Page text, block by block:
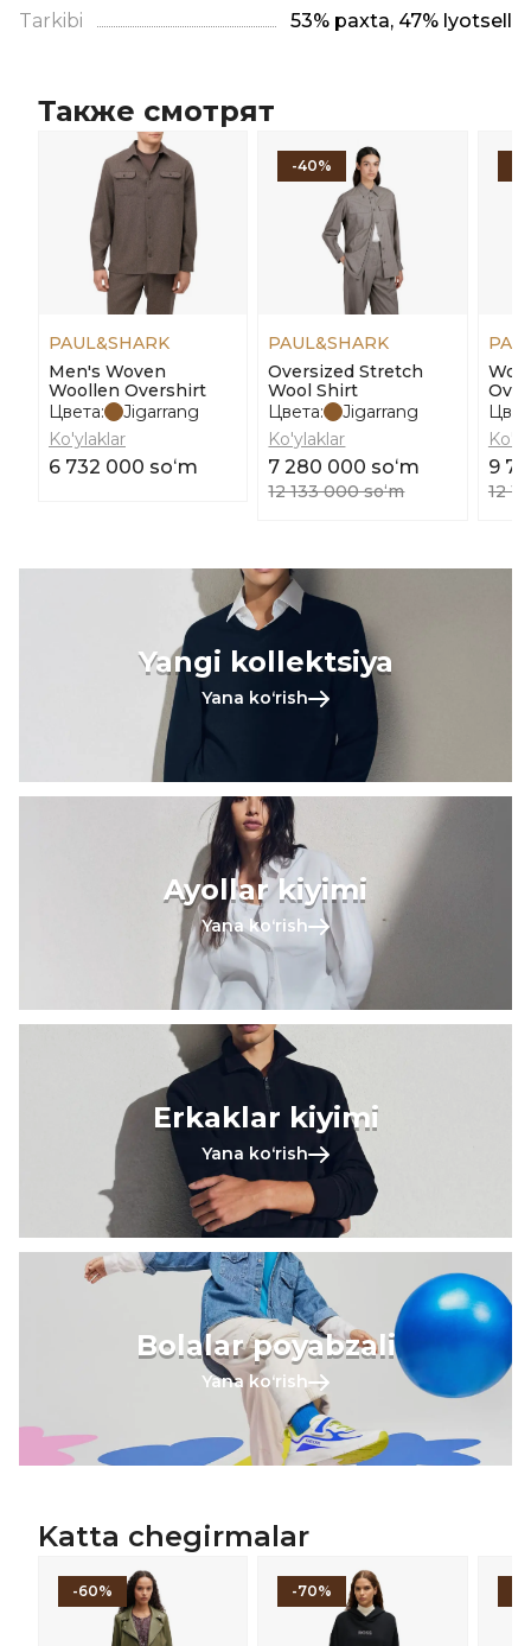
Tarkibi 53% paxta, 47% lyotsell
Также смотрят
PAUL&SHARK
Men's Woven
Woollen Overshirt
Цвета:
Jigarrang
Ko'ylaklar
6 732 000 soʻm
-40%
PAUL&SHARK
Oversized Stretch
Wool Shirt
Цвета:
Jigarrang
Ko'ylaklar
7 280 000 soʻm
12 133 000 soʻm
9
12
Yangi kollektsiya
Yana koʻrish
Ayollar kiyimi
Yana koʻrish
Erkaklar kiyimi
Yana koʻrish
Bolalar poyabzali
Yana koʻrish
Katta chegirmalar
-60% -70%